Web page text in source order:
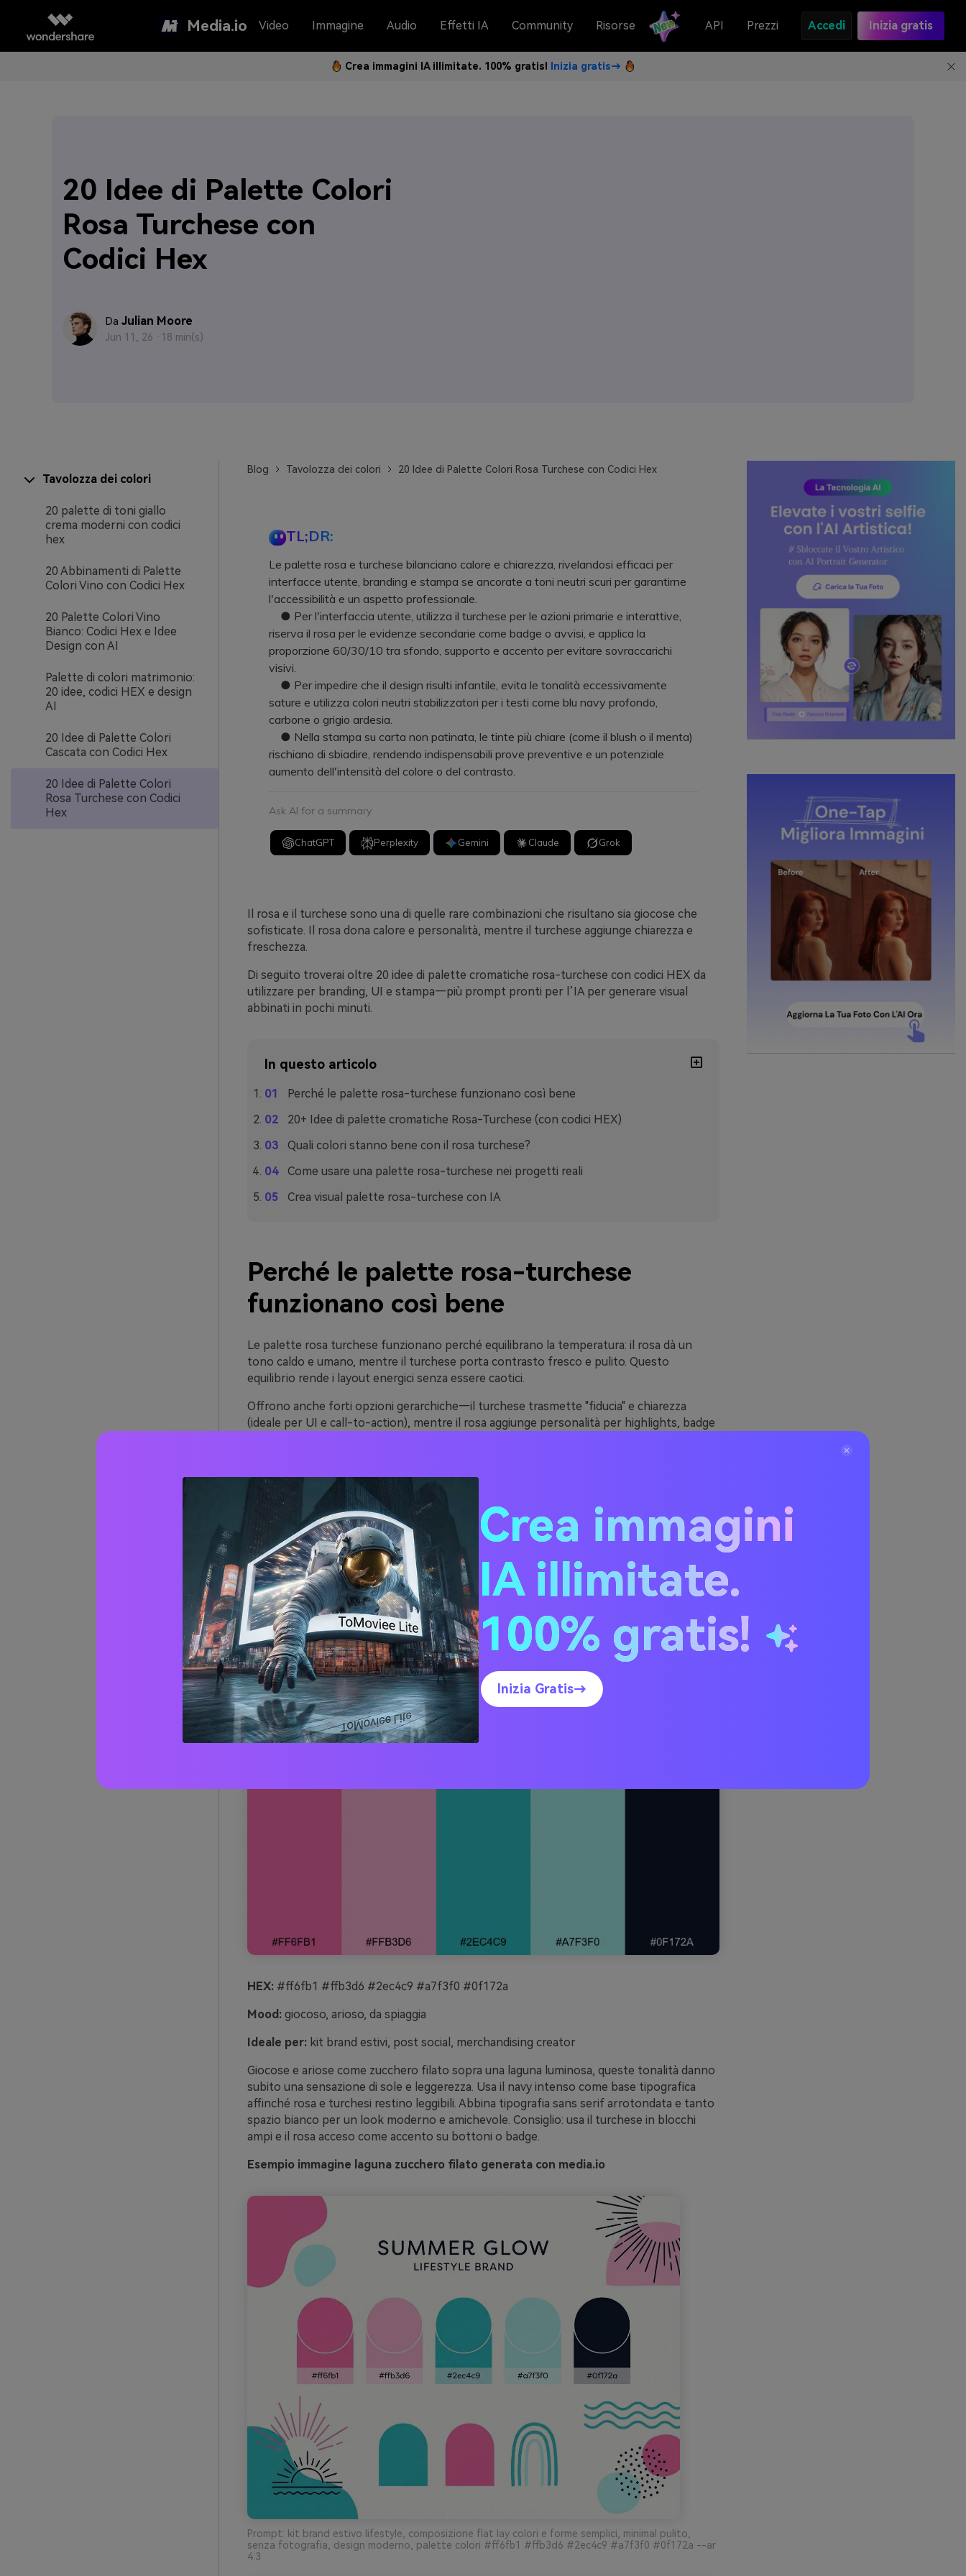
Media.io Video Immagine Audio Effetti IA Community Risorse API Prezzi Accedi Inizia gratis
Crea immagini IA illimitate. 100% gratis! Inizia gratis→
20 Idee di Palette Colori
Rosa Turchese con
Codici Hex
Da Julian Moore
Jun 11, 26 · 18 min(s)
Tavolozza dei colori
20 palette di toni giallo
crema moderni con codici
hex
20 Abbinamenti di Palette
Colori Vino con Codici Hex
20 Palette Colori Vino
Bianco: Codici Hex e Idee
Design con AI
Palette di colori matrimonio:
20 idee, codici HEX e design
AI
20 Idee di Palette Colori
Cascata con Codici Hex
20 Idee di Palette Colori
Rosa Turchese con Codici
Hex
Blog Tavolozza dei colori 20 Idee di Palette Colori Rosa Turchese con Codici Hex
TL;DR:
Le palette rosa e turchese bilanciano calore e chiarezza, rivelandosi efficaci per
interfacce utente, branding e stampa se ancorate a toni neutri scuri per garantirne
l'accessibilità e un aspetto professionale.
● Per l'interfaccia utente, utilizza il turchese per le azioni primarie e interattive,
riserva il rosa per le evidenze secondarie come badge o avvisi, e applica la
proporzione 60/30/10 tra sfondo, supporto e accento per evitare sovraccarichi
visivi.
● Per impedire che il design risulti infantile, evita le tonalità eccessivamente
sature e utilizza colori neutri stabilizzatori per i testi come blu navy profondo,
carbone o grigio ardesia.
● Nella stampa su carta non patinata, le tinte più chiare (come il blush o il menta)
rischiano di sbiadire, rendendo indispensabili prove preventive e un potenziale
aumento dell'intensità del colore o del contrasto.
Ask AI for a summary
ChatGPT Perplexity Gemini Claude Grok
Il rosa e il turchese sono una di quelle rare combinazioni che risultano sia giocose che
sofisticate. Il rosa dona calore e personalità, mentre il turchese aggiunge chiarezza e
freschezza.
Di seguito troverai oltre 20 idee di palette cromatiche rosa-turchese con codici HEX da
utilizzare per branding, UI e stampa—più prompt pronti per l’IA per generare visual
abbinati in pochi minuti.
In questo articolo
Perché le palette rosa-turchese funzionano così bene
20+ Idee di palette cromatiche Rosa-Turchese (con codici HEX)
Quali colori stanno bene con il rosa turchese?
Come usare una palette rosa-turchese nei progetti reali
Crea visual palette rosa-turchese con IA
Perché le palette rosa-turchese
funzionano così bene
Le palette rosa turchese funzionano perché equilibrano la temperatura: il rosa dà un
tono caldo e umano, mentre il turchese porta contrasto fresco e pulito. Questo
equilibrio rende i layout energici senza essere caotici.
Offrono anche forti opzioni gerarchiche—il turchese trasmette "fiducia" e chiarezza
(ideale per UI e call-to-action), mentre il rosa aggiunge personalità per highlights, badge
leggibile e accessibile su schermi e stampa, anche quando si usano tonalità più chiare di
rosa e menta.
20+ Idee di palette cromatiche Rosa-
Turchese (con codici HEX)
1) Laguna Zucchero Filato
HEX:#ff6fb1 #ffb3d6 #2ec4c9 #a7f3f0 #0f172a
Mood:giocoso, arioso, da spiaggia
Ideale per:kit brand estivi, post social, merchandising creator
Giocose e ariose come zucchero filato sopra una laguna luminosa, queste tonalità danno
subito una sensazione di sole e leggerezza. Usa il navy intenso come base tipografica
affinché rosa e turchesi restino leggibili. Abbina tipografia sans serif arrotondata e tanto
spazio bianco per un look moderno e amichevole. Consiglio: usa il turchese in blocchi
ampi e il rosa acceso come accento su bottoni o badge.
Esempio immagine laguna zucchero filato generata con media.io
Prompt: kit brand estivo lifestyle, composizione flat lay colori e forme semplici, minimal pulito,
senza fotografia, design moderno, palette colori #ff6fb1 #ffb3d6 #2ec4c9 #a7f3f0 #0f172a --ar
4:3
Crea immagini
IA illimitate.
100% gratis!
Inizia Gratis→